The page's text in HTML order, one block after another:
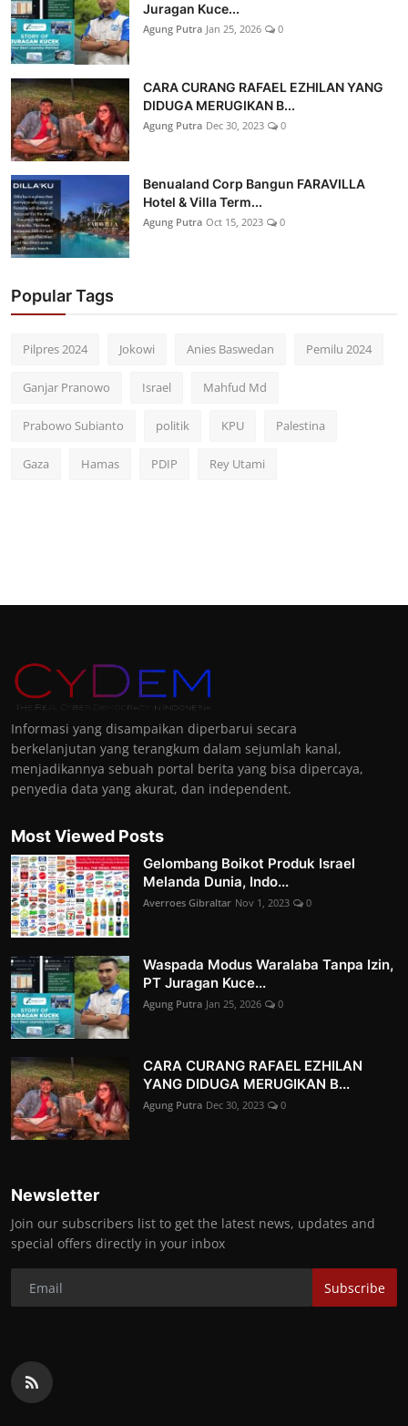
Juragan Kuce...
Agung Putra Jan 25, 2026 0
CARA CURANG RAFAEL EZHILAN YANG
DIDUGA MERUGIKAN B...
Agung Putra Dec 30, 2023 0
Benualand Corp Bangun FARAVILLA
Hotel & Villa Term...
Agung Putra Oct 15, 2023 0
Popular Tags
Pilpres 2024 Jokowi Anies Baswedan Pemilu 2024
Ganjar Pranowo Israel Mahfud Md
Prabowo Subianto politik KPU Palestina
Gaza Hamas PDIP Rey Utami
Informasi yang disampaikan diperbarui secara
berkelanjutan yang terangkum dalam sejumlah kanal,
menjadikannya sebuah portal berita yang bisa dipercaya,
penyedia data yang akurat, dan independent.
Most Viewed Posts
Gelombang Boikot Produk Israel
Melanda Dunia, Indo...
Averroes Gibraltar Nov 1, 2023 0
Waspada Modus Waralaba Tanpa Izin,
PT Juragan Kuce...
Agung Putra Jan 25, 2026 0
CARA CURANG RAFAEL EZHILAN
YANG DIDUGA MERUGIKAN B...
Agung Putra Dec 30, 2023 0
Newsletter
Join our subscribers list to get the latest news, updates and
special offers directly in your inbox
Subscribe